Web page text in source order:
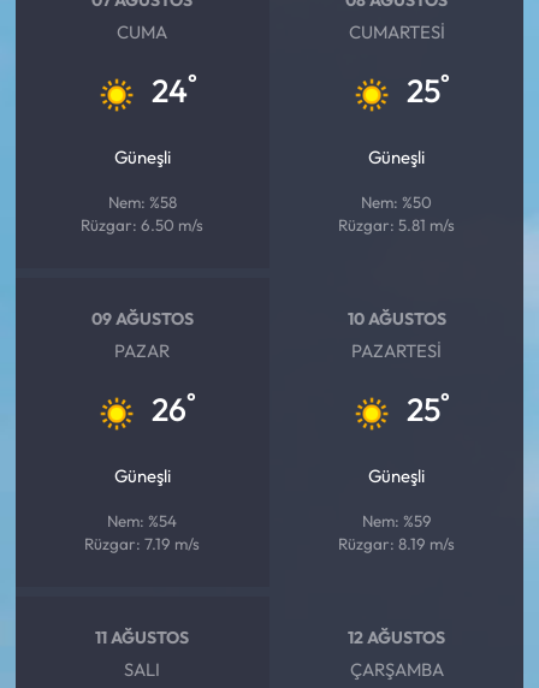
CUMA
24°
Güneşli
Nem: %58
Rüzgar: 6.50 m/s
CUMARTESI
25°
Güneşli
Nem: %50
Rüzgar: 5.81 m/s
09 AĞUSTOS
PAZAR
26°
Güneşli
Nem: %54
Rüzgar: 7.19 m/s
10 AĞUSTOS
PAZARTESI
25°
Güneşli
Nem: %59
Rüzgar: 8.19 m/s
11 AĞUSTOS
SALI
12 AĞUSTOS
ÇARŞAMBA